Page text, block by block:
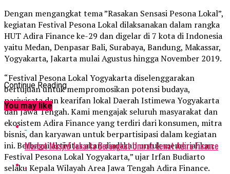
Dengan mengangkat tema ”Rasakan Sensasi Pesona Lokal”,
kegiatan Festival Pesona Lokal dilaksanakan dalam rangka
HUT Adira Finance ke-29 dan digelar di 7 kota di Indonesia
yaitu Medan, Denpasar Bali, Surabaya, Bandung, Makassar,
Yogyakarta, Jakarta mulai Agustus hingga November 2019.
“Festival Pesona Lokal Yogyakarta diselenggarakan
bertujuan untuk mempromosikan potensi budaya,
pariwisata dan kearifan lokal Daerah Istimewa Yogyakarta
dan Jawa Tengah. Kami mengajak seluruh masyarakat dan
ekosistem Adira Finance yang terdiri dari konsumen, mitra
bisnis, dan karyawan untuk berpartisipasi dalam kegiatan
ini. Berbagai aktivitas akan diadakan untuk memeriahkan
Festival Pesona Lokal Yogyakarta,” ujar Irfan Budiarto
selaku Kepala Wilayah Area Jawa Tengah Adira Finance.
Continue Reading
You may like
Marbot Masjid Jakarta Berangkat Umrah Lewat Adira Finance